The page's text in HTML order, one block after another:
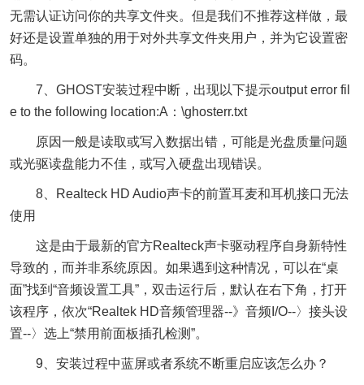
无需认证访问你的共享文件夹。但是我们不推荐这样做，最
好还是设置单独的用于对外共享文件夹用户，并为它设置密
码。
7、GHOST安装过程中断，出现以下提示output error fil
e to the following location:A：\ghosterr.txt
原因一般是读取或写入数据出错，可能是光盘质量问题
或光驱读盘能力不佳，或写入硬盘出现错误。
8、Realteck HD Audio声卡的前置耳麦和耳机接口无法
使用
这是由于最新的官方Realteck声卡驱动程序自身新特性
导致的，而并非系统原因。如果遇到这种情况，可以在“桌
面”找到“音频设置工具”，双击运行后，默认在右下角，打开
该程序，依次“Realtek HD音频管理器--》音频I/O--〉接头设
置--〉选上“禁用前面板插孔检测”。
9、安装过程中蓝屏或者系统不断重启应该怎么办？